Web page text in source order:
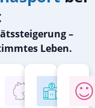
–
Leben.